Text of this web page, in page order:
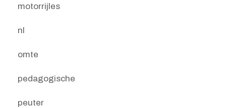
motorrijles
nl
omte
pedagogische
peuter